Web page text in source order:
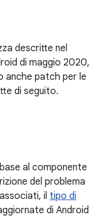
descritte nel
di maggio 2020,
anche patch per le
di seguito.
al componente
del problema
il tipo di
di Android